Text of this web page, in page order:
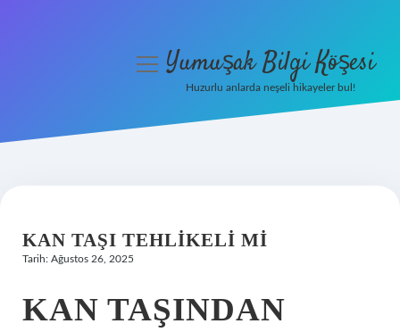
Hakkımızda
menüyüYumuşak Bilgi Köşesi
Huzurlu anlarda neşeli hikayeler bul!
KAN TAŞI TEHLIKELI MI
Tarih: Ağustos 26, 2025
KAN TAŞINDAN